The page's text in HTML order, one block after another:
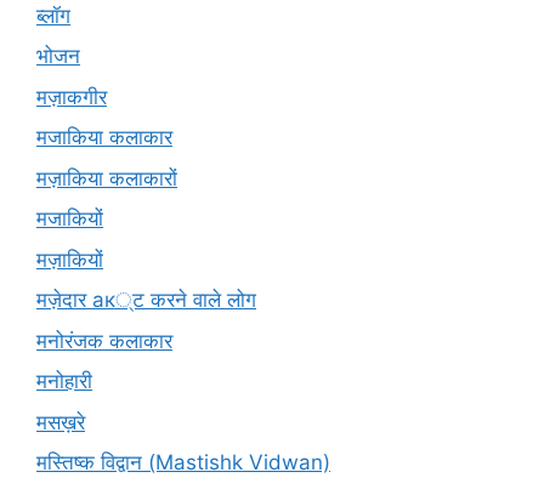
ब्लॉग
भोजन
मज़ाकगीर
मजाकिया कलाकार
मज़ाकिया कलाकारों
मजाकियों
मज़ाकियों
मज़ेदार ак्ट करने वाले लोग
मनोरंजक कलाकार
मनोहारी
मसख़रे
मस्तिष्क विद्वान (Mastishk Vidwan)